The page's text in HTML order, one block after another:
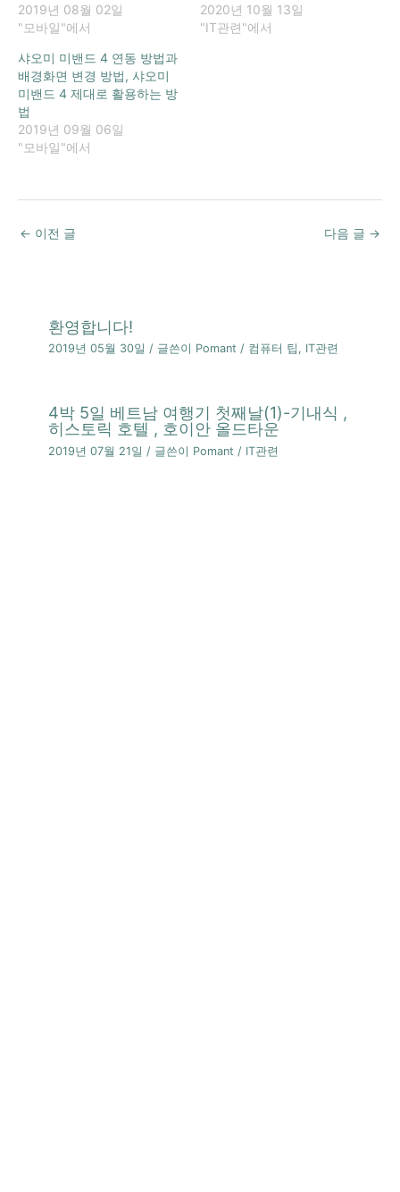
2019년 08월 02일
"모바일"에서
2020년 10월 13일
"IT관련"에서
샤오미 미밴드 4 연동 방법과
배경화면 변경 방법, 샤오미
미밴드 4 제대로 활용하는 방
법
2019년 09월 06일
"모바일"에서
← 이전 글 다음 글 →
환영합니다!
2019년 05월 30일/ 글쓴이 Pomant/ 컴퓨터 팁 , IT관련
4박 5일 베트남 여행기 첫째날(1)-기내식 ,
히스토릭 호텔 , 호이안 올드타운
2019년 07월 21일 / 글쓴이 Pomant / IT관련